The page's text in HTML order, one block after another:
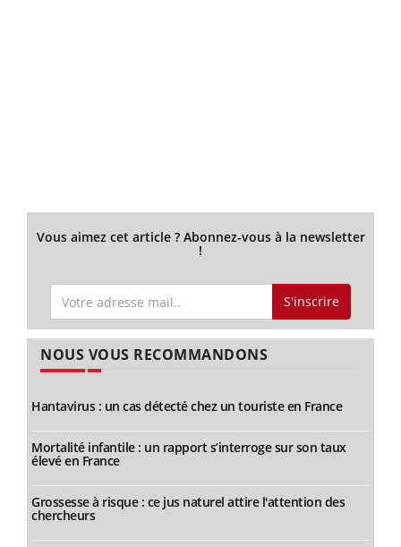
Vous aimez cet article ? Abonnez-vous à la newsletter
!
S'inscrire
NOUS VOUS RECOMMANDONS
Hantavirus : un cas détecté chez un touriste en France
Mortalité infantile : un rapport s’interroge sur son taux
élevé en France
Grossesse à risque : ce jus naturel attire l'attention des
chercheurs